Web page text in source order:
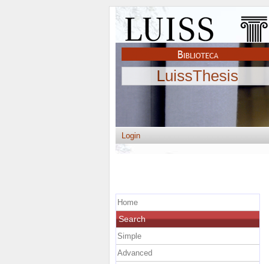
LuissThesis
Login
Home
Search
Simple
Advanced